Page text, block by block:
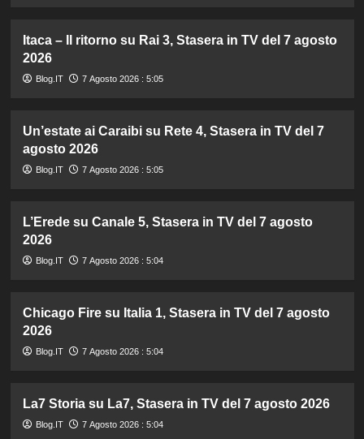
Itaca – Il ritorno su Rai 3, Stasera in TV del 7 agosto
2026
Blog.IT 7 Agosto 2026 : 5:05
Un’estate ai Caraibi su Rete 4, Stasera in TV del 7
agosto 2026
Blog.IT 7 Agosto 2026 : 5:05
L’Erede su Canale 5, Stasera in TV del 7 agosto
2026
Blog.IT 7 Agosto 2026 : 5:04
Chicago Fire su Italia 1, Stasera in TV del 7 agosto
2026
Blog.IT 7 Agosto 2026 : 5:04
La7 Storia su La7, Stasera in TV del 7 agosto 2026
Blog.IT 7 Agosto 2026 : 5:04